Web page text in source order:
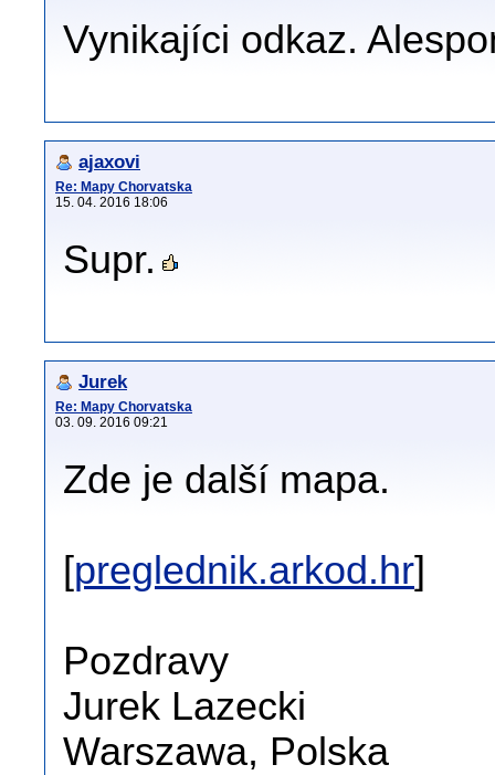
Vynikajíci odkaz.
ajaxovi
Re: Mapy Chorvatska
15. 04. 2016 18:06
Supr.
Jurek
Re: Mapy Chorvatska
03. 09. 2016 09:21
Zde je další mapa.
[preglednik.arkod.hr]
Pozdravy
Jurek Lazecki
Warszawa, Polska